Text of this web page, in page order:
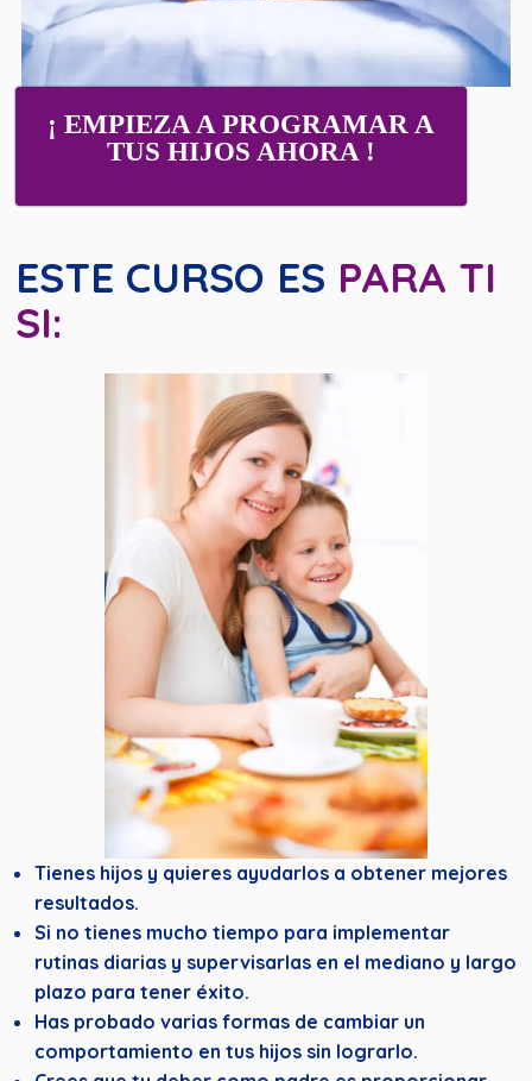
¡ EMPIEZA A PROGRAMAR A
TUS HIJOS AHORA !
ESTE CURSO ES PARA TI
SI:
Tienes hijos y quieres ayudarlos a obtener mejores
resultados.
Si no tienes mucho tiempo para implementar
rutinas diarias y supervisarlas en el mediano y largo
plazo para tener éxito.
Has probado varias formas de cambiar un
comportamiento en tus hijos sin lograrlo.